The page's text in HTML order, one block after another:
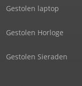
Gestolen laptop
Gestolen Horloge
Gestolen Sieraden